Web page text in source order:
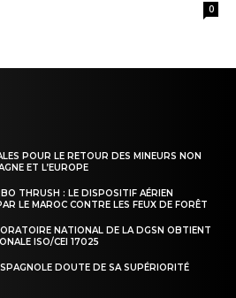
0
POUR LE RETOUR DES MINEURS NON
ET L’EUROPE
THRUSH : LE DISPOSITIF AÉRIEN
LE MAROC CONTRE LES FEUX DE FORÊT
NATIONAL DE LA DGSN OBTIENT
ISO/CEI 17025
DOUTE DE SA SUPÉRIORITÉ